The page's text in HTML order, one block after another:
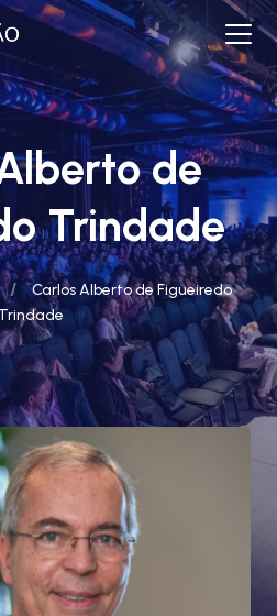
de
Trindade
/
Carlos Alberto de Figueiredo
Trindade